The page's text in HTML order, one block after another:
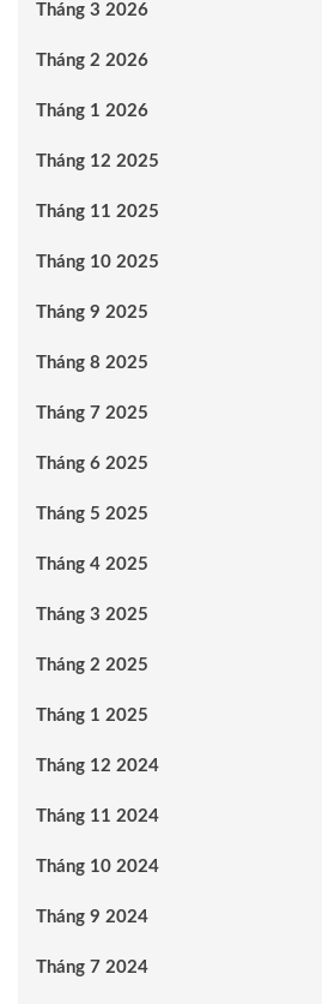
Tháng 3 2026
Tháng 2 2026
Tháng 1 2026
Tháng 12 2025
Tháng 11 2025
Tháng 10 2025
Tháng 9 2025
Tháng 8 2025
Tháng 7 2025
Tháng 6 2025
Tháng 5 2025
Tháng 4 2025
Tháng 3 2025
Tháng 2 2025
Tháng 1 2025
Tháng 12 2024
Tháng 11 2024
Tháng 10 2024
Tháng 9 2024
Tháng 7 2024